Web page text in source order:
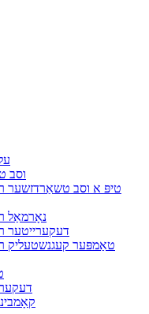
וסב
טיפּ א וסב טשאַרדזשער
נאָרמאַל
טאַמפּער קעגנשטעליק